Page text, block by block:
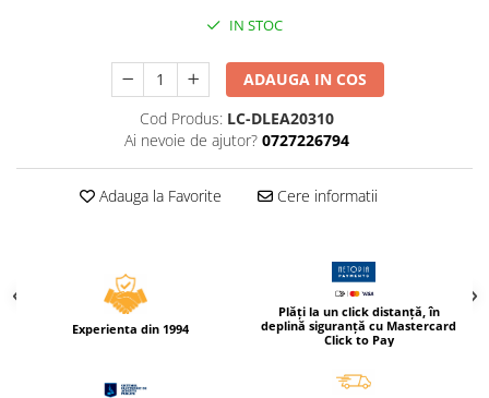
Caiete si blocuri pentru desen
Caiete incepatori Tip I, II, III
Hartie creponata
Vocabulare
Acuarele, guase, tempera si
IN STOC
ADAUGA IN COS
Cod Produs: LC-DLEA20310
Ai nevoie de ajutor? 0727226794
Adauga la Favorite Cere informatii
Experienta din 1994
Plăți la un click distanță, în
deplină siguranță cu Mastercard
Click to Pay